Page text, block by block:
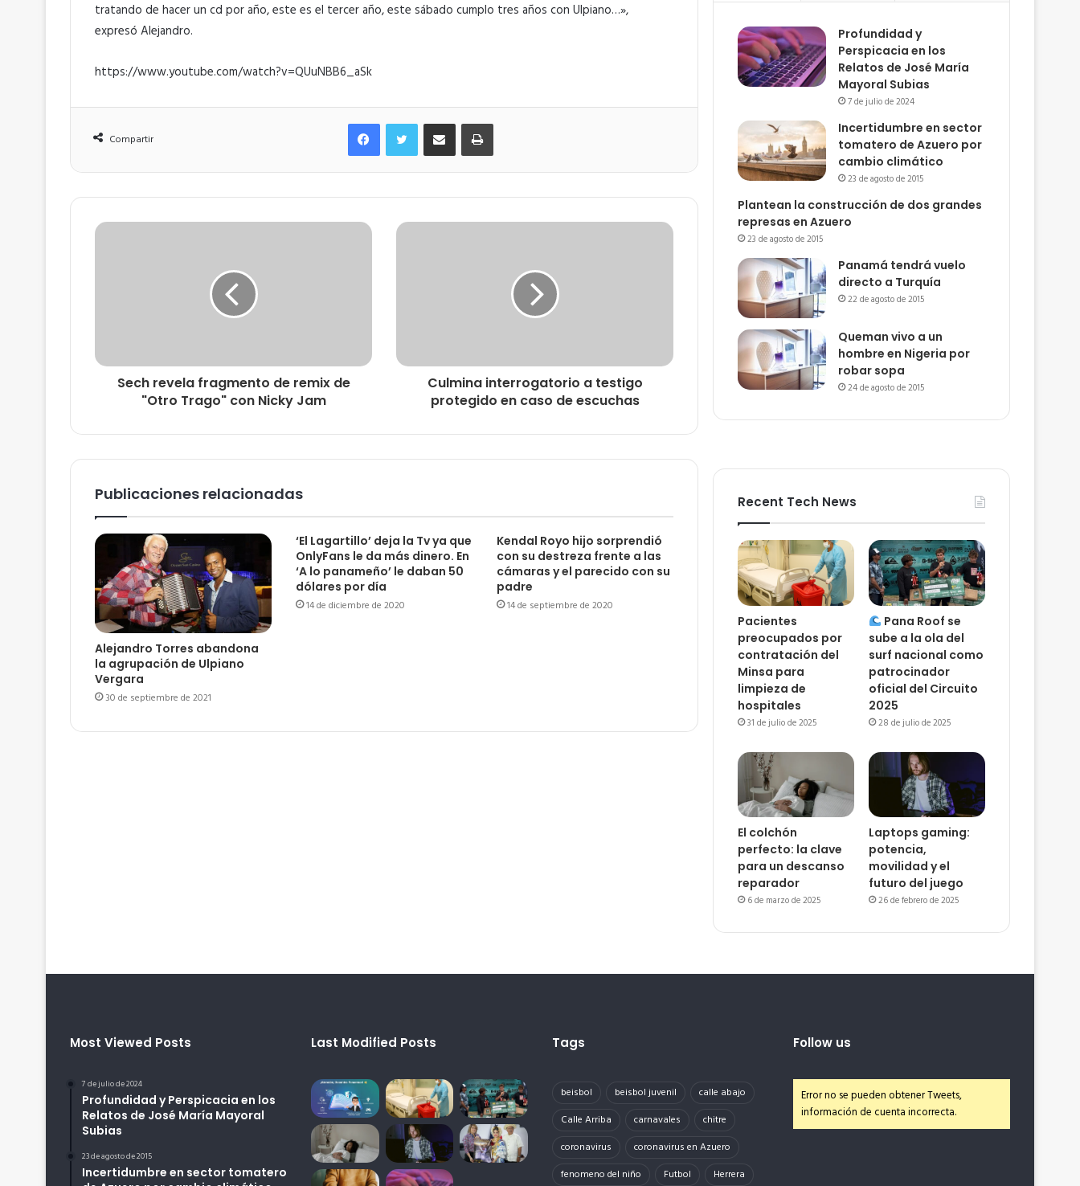
tratando de hacer un cd por año, este es el tercer año, este sábado cumplo tres años con Ulpiano…»,
expresó Alejandro.
https://www.youtube.com/watch?v=QUuNBB6_aSk
Compartir
FacebookTwitter Compartir por correo electrónicoImprimir
Sech revela fragmento de remix de
"Otro Trago" con Nicky Jam
Culmina interrogatorio a testigo
protegido en caso de escuchas
Publicaciones relacionadas
Alejandro Torres abandona
la agrupación de Ulpiano
Vergara
30 de septiembre de 2021
‘El Lagartillo’ deja la Tv ya que
OnlyFans le da más dinero. En
‘A lo panameño’ le daban 50
dólares por día
14 de diciembre de 2020
Kendal Royo hijo sorprendió
con su destreza frente a las
cámaras y el parecido con su
padre
14 de septiembre de 2020
Profundidad y
Perspicacia en los
Relatos de José María
Mayoral Subias
7 de julio de 2024
Incertidumbre en sector
tomatero de Azuero por
cambio climático
23 de agosto de 2015
Plantean la construcción de dos grandes
represas en Azuero
23 de agosto de 2015
Panamá tendrá vuelo
directo a Turquía
22 de agosto de 2015
Queman vivo a un
hombre en Nigeria por
robar sopa
24 de agosto de 2015
Recent Tech News
Pacientes
preocupados por
contratación del
Minsa para
limpieza de
hospitales
31 de julio de 2025
Pana Roof se
sube a la ola del
surf nacional como
patrocinador
oficial del Circuito
2025
28 de julio de 2025
El colchón
perfecto: la clave
para un descanso
reparador
6 de marzo de 2025
Laptops gaming:
potencia,
movilidad y el
futuro del juego
26 de febrero de 2025
Most Viewed Posts
7 de julio de 2024
Profundidad y Perspicacia en los
Relatos de José María Mayoral
Subias
23 de agosto de 2015
Incertidumbre en sector tomatero
Last Modified Posts Tags
beisbol beisbol juvenil
calle abajo
Calle Arriba
carnavales
chitre
coronavirus
coronavirus en Azuero
fenomeno del niño
Futbol
Herrera
Follow us
Error no se pueden obtener Tweets,
información de cuenta incorrecta.